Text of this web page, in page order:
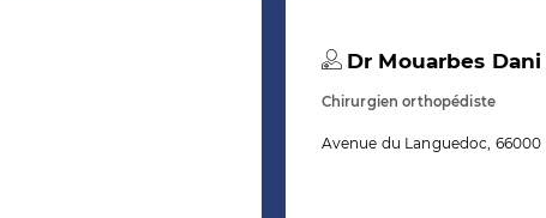
Dr Mouarbes Dani
Chirurgien orthopédiste
Avenue du Languedoc,